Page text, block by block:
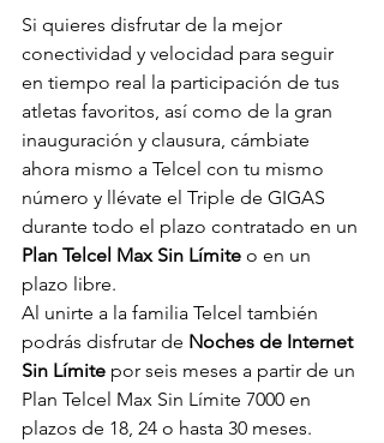
Si quieres disfrutar de la mejor
conectividad y velocidad para seguir
en tiempo real la participación de tus
atletas favoritos, así como de la gran
inauguración y clausura, cámbiate
ahora mismo a Telcel con tu mismo
número y llévate el Triple de GIGAS
durante todo el plazo contratado en un
Plan Telcel Max Sin Límite o en un
plazo libre.
Al unirte a la familia Telcel también
podrás disfrutar de Noches de Internet
Sin Límite por seis meses a partir de un
Plan Telcel Max Sin Límite 7000 en
plazos de 18, 24 o hasta 30 meses.